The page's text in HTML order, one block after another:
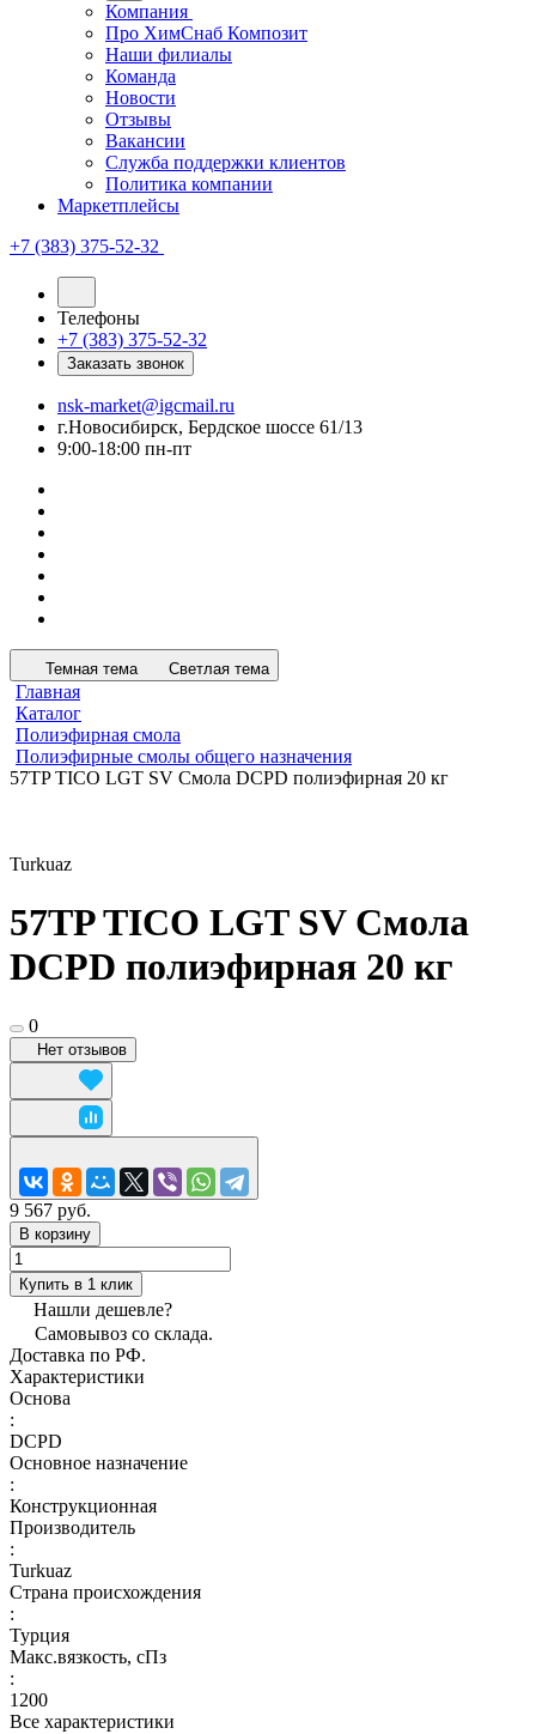
Компания
Про ХимСнаб Композит
Наши филиалы
Команда
Новости
Отзывы
Вакансии
Служба поддержки клиентов
Политика компании
Маркетплейсы
+7 (383) 375-52-32
Телефоны
+7 (383) 375-52-32
Заказать звонок
nsk-market@igcmail.ru
г.Новосибирск, Бердское шоссе 61/13
9:00-18:00 пн-пт
Темная тема Светлая тема
Главная
Каталог
Полиэфирная смола
Полиэфирные смолы общего назначения
57TP TICO LGT SV Смола DCPD полиэфирная 20 кг
Turkuaz
57TP TICO LGT SV Смола
DCPD полиэфирная 20 кг
0
Нет отзывов
9 567 руб.
В корзину
Купить в 1 клик
Нашли дешевле?
Самовывоз со склада.
Доставка по РФ.
Характеристики
Основа
:
DCPD
Основное назначение
:
Конструкционная
Производитель
:
Turkuaz
Страна происхождения
:
Турция
Макс.вязкoсть, сПз
:
1200
Все характеристики